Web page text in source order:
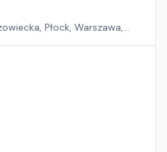
Płock, Warszawa,